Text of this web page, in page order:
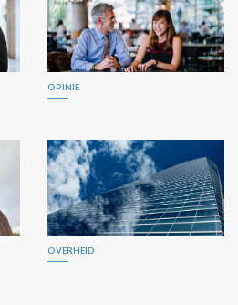
OPINIE
OVERHEID